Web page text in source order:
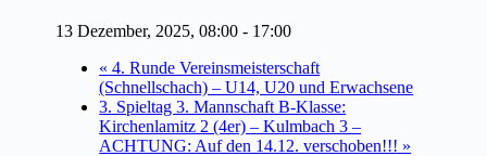
13 Dezember, 2025, 08:00 - 17:00
« 4. Runde Vereinsmeisterschaft
(Schnellschach) – U14, U20 und Erwachsene
3. Spieltag 3. Mannschaft B-Klasse:
Kirchenlamitz 2 (4er) – Kulmbach 3 –
ACHTUNG: Auf den 14.12. verschoben!!! »